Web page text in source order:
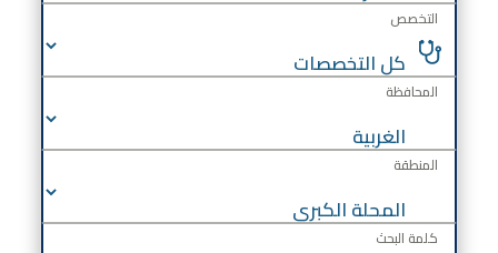
التخصص
المحافظة
المنطقة
كلمة البحث